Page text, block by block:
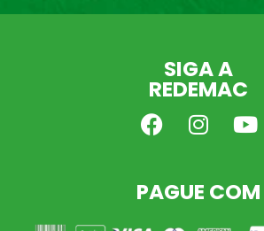
SIGA A
REDEMAC
PAGUE COM